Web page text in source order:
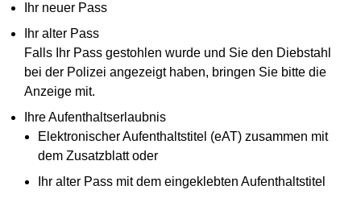
Ihr neuer Pass
Ihr alter Pass
Falls Ihr Pass gestohlen wurde und Sie den Diebstahl
bei der Polizei angezeigt haben, bringen Sie bitte die
Anzeige mit.
Ihre Aufenthaltserlaubnis
Elektronischer Aufenthaltstitel (eAT) zusammen mit
dem Zusatzblatt oder
Ihr alter Pass mit dem eingeklebten Aufenthaltstitel